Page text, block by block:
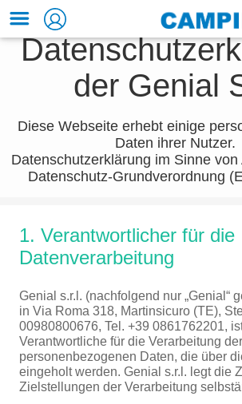
der Genial
Diese Webseite erhebt einige
Daten ihrer Nutzer.
Datenschutzerklärung im Sinne
Datenschutz-Grundverordnung
1. Verantwortlicher für die
Datenverarbeitung
Genial s.r.l. (nachfolgend nur „Genial“
in Via Roma 318, Martinsicuro (TE),
00980800676, Tel. +39 0861762201,
Verantwortliche für die Verarbeitung der
personenbezogenen Daten, die über
eingeholt werden. Genial s.r.l. legt die
Zielstellungen der Verarbeitung